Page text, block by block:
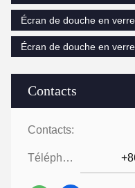
Contacts
Contacts:
Téléphone:
Écran de douche en
Écran de douche en